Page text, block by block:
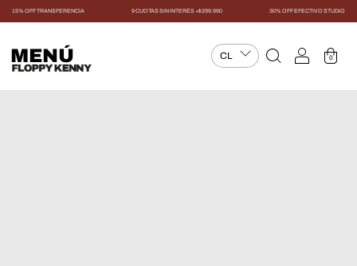
15% OFF TRANSFERENCIA 9 CUOTAS SIN INTERÉS +$299.990 30% OFF EFECTIVO STUDIO
MENÚ 0